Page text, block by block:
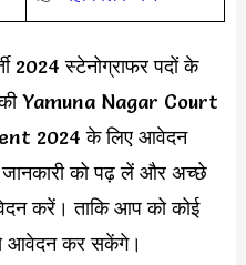
2024 स्टेनोग्राफर पदों के
की Yamuna Nagar Court
2024 के लिए आवेदन
को पढ़ लें और अच्छे
करें। ताकि आप को कोई
आवेदन कर सकेंगे।